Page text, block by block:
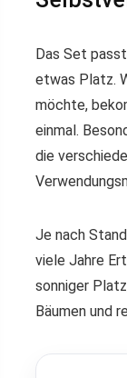
Das Set
etwas Platz.
möchte,
einmal.
die
Je nach
viele Jahre
sonniger
Bäumen und